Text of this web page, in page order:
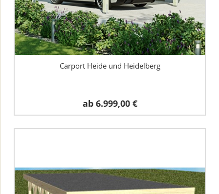
Carport Heide und Heidelberg
ab 6.999,00 €